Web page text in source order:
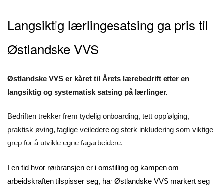
Langsiktig lærlingesatsing ga pris til
Østlandske VVS
Østlandske VVS er kåret til Årets lærebedrift etter en
langsiktig og systematisk satsing på lærlinger.
Bedriften trekker frem tydelig onboarding, tett oppfølging,
praktisk øving, faglige veiledere og sterk inkludering som viktige
grep for å utvikle egne fagarbeidere.
I en tid hvor rørbransjen er i omstilling og kampen om
arbeidskraften tilspisser seg, har Østlandske VVS markert seg